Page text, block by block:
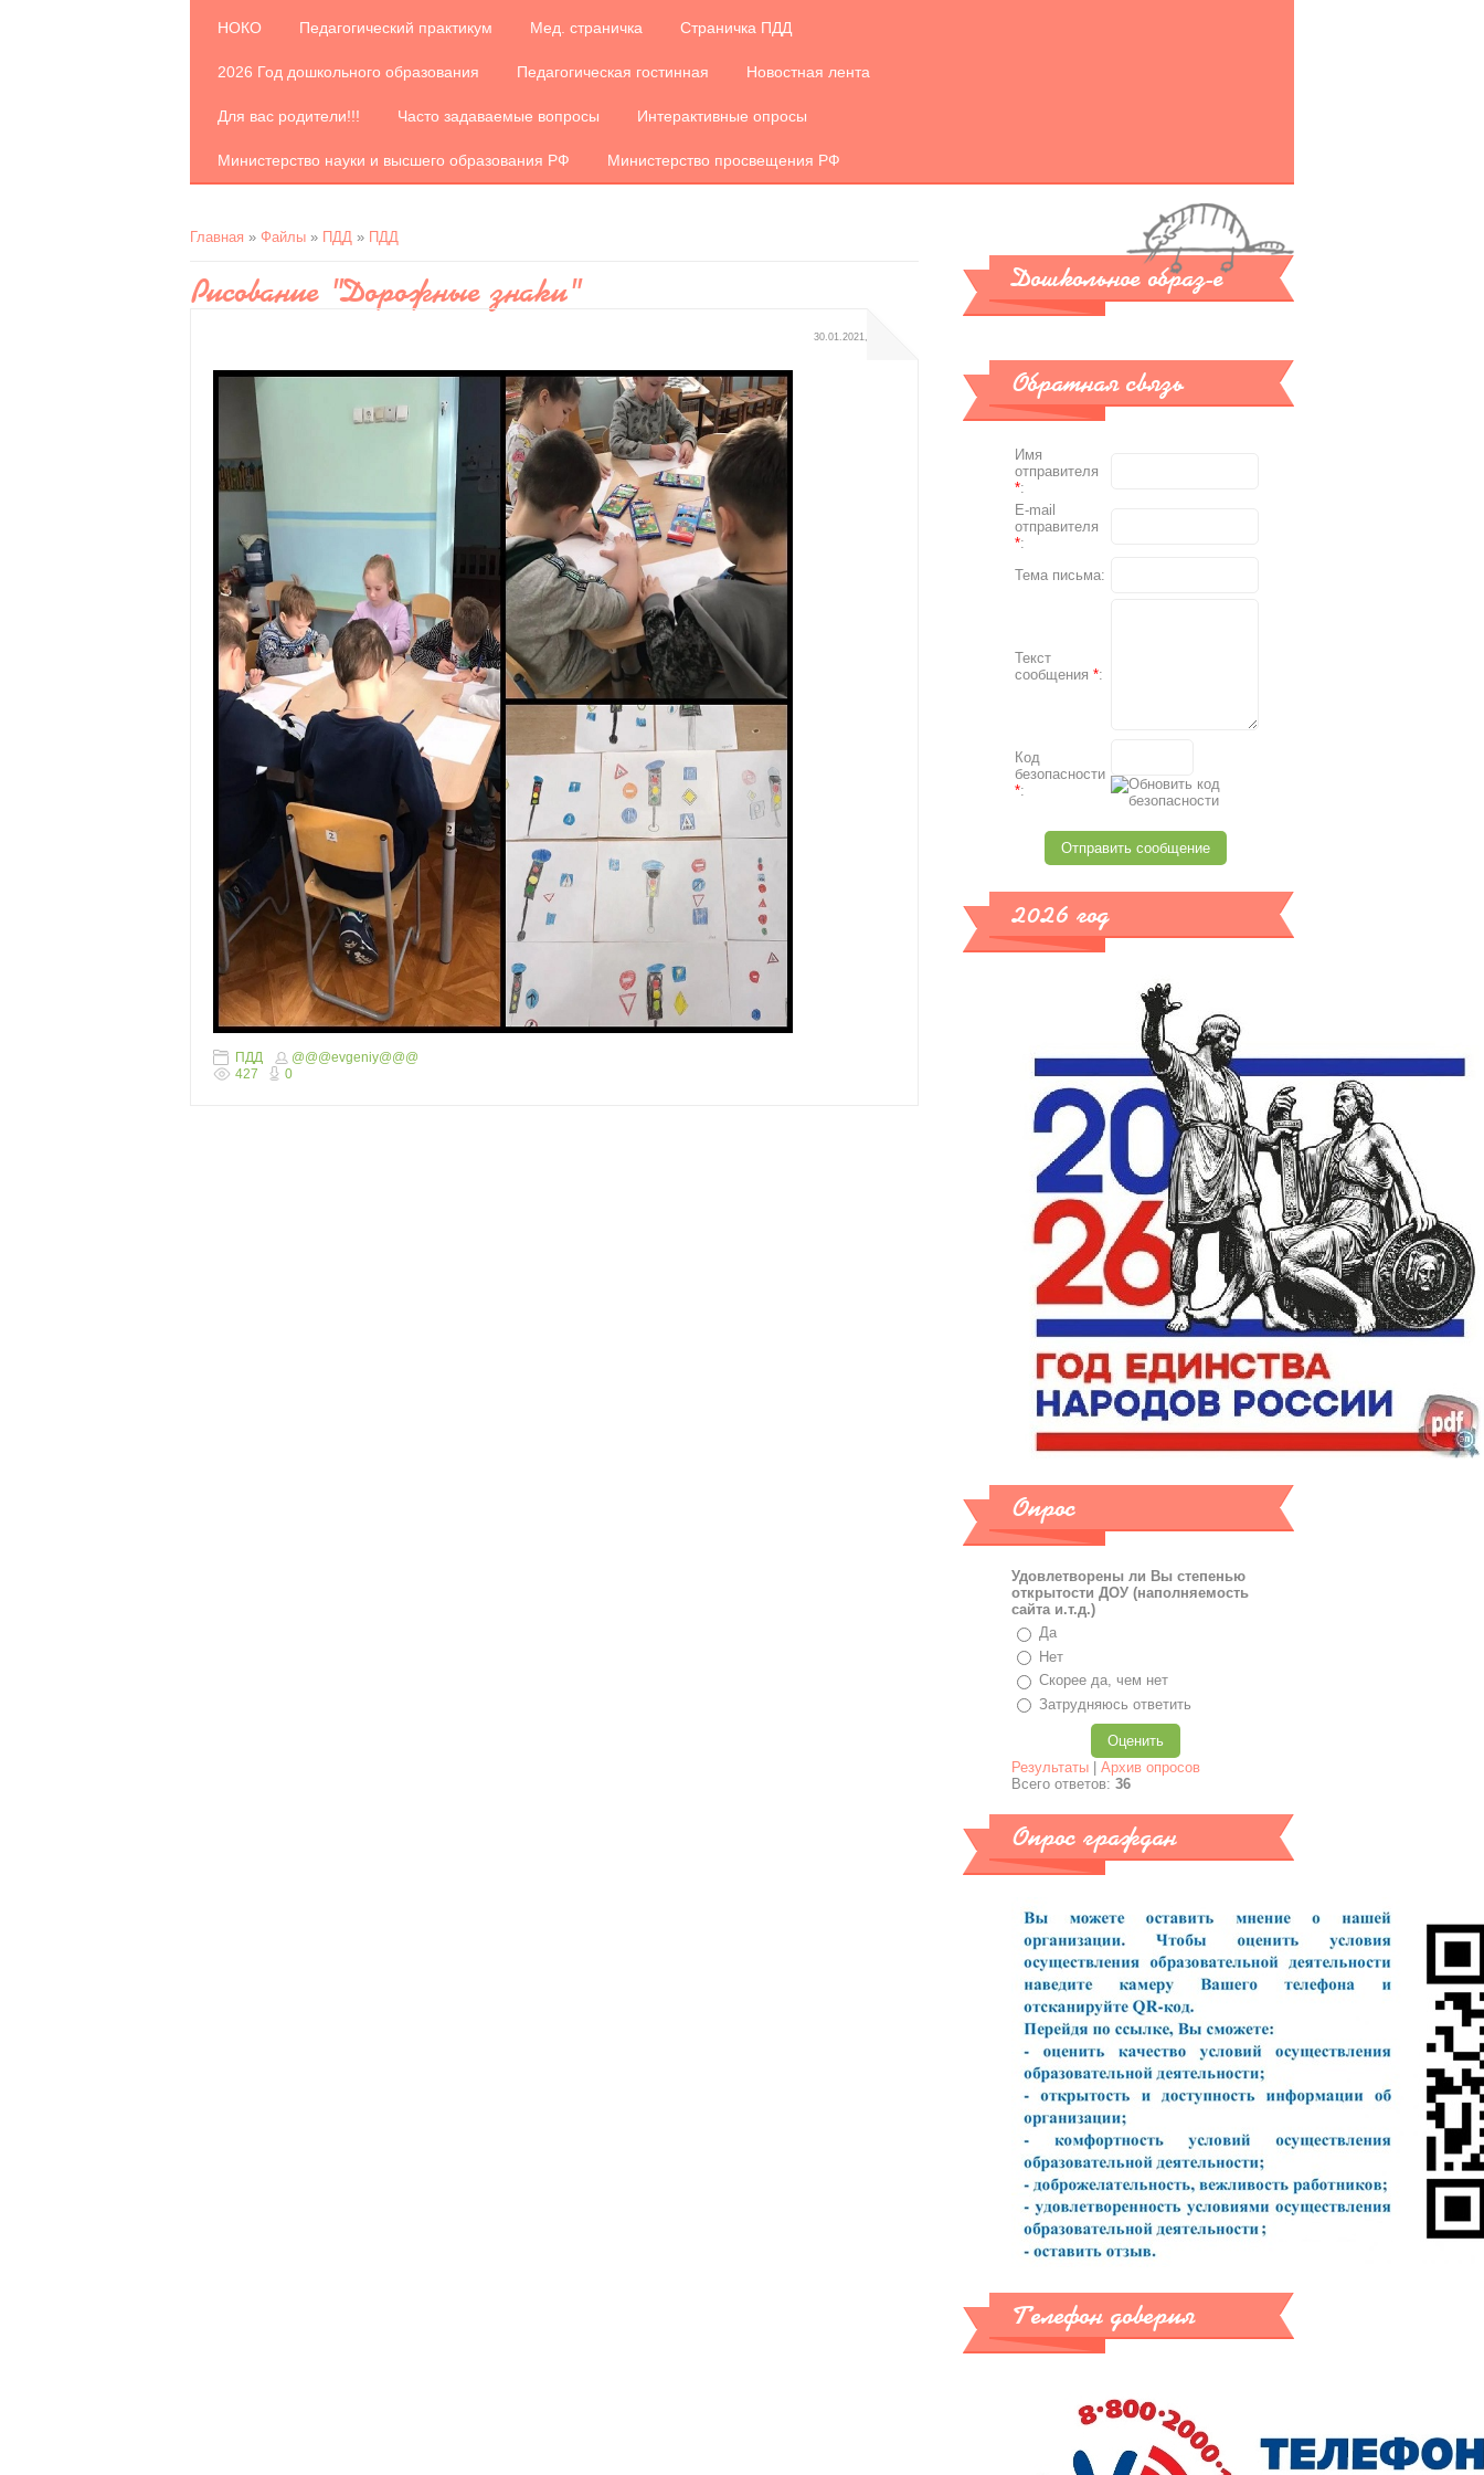
НОКО Педагогический практикум Мед. страничка Страничка ПДД
2026 Год дошкольного образования Педагогическая гостинная Новостная лента
Для вас родители!!! Часто задаваемые вопросы Интерактивные опросы
Министерство науки и высшего образования РФ Министерство просвещения РФ
Главная » Файлы » ПДД » ПДД
Рисование "Дорожные знаки"
30.01.2021, 11:21
ПДД
@@@evgeniy@@@
427
0
Дошкольное образ-е
Обратная связь
Имя
отправителя
*:
E-mail
отправителя
*:
Тема письма:
Текст
сообщения *:
Код
безопасности
*:
2026 год
Опрос
Удовлетворены ли Вы степенью
открытости ДОУ (наполняемость
сайта и.т.д.)
Да
Нет
Скорее да, чем нет
Затрудняюсь ответить
Результаты
Архив опросов
Всего ответов: 36
Опрос граждан
Телефон доверия